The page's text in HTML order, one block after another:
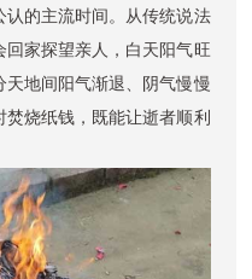
认的主流时间。从传统说法
家探望亲人，白天阳气旺
地间阳气渐退、阴气慢慢
烧纸钱，既能让逝者顺利